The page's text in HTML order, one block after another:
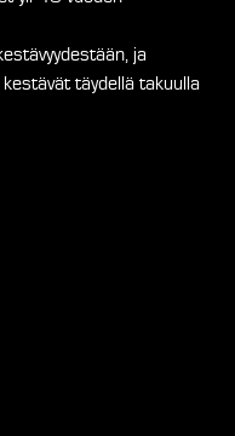
ja
täydellä takuulla